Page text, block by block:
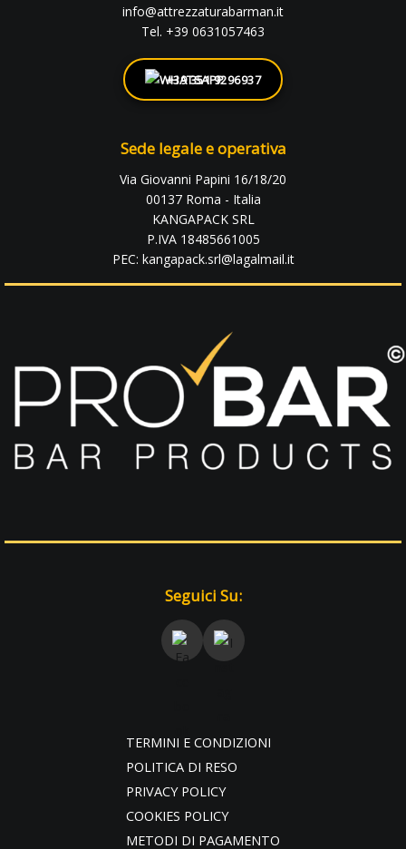
info@attrezzaturabarman.it
Tel. +39 0631057463
+39 351 9296937
Sede legale e operativa
Via Giovanni Papini 16/18/20
00137 Roma - Italia
KANGAPACK SRL
P.IVA 18485661005
PEC: kangapack.srl@lagalmail.it
Seguici Su:
TERMINI E CONDIZIONI
POLITICA DI RESO
PRIVACY POLICY
COOKIES POLICY
METODI DI PAGAMENTO